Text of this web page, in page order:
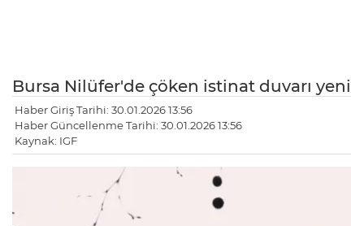
Bursa Nilüfer'de çöken istinat duvarı
Haber Giriş Tarihi: 30.01.2026 13:56
Haber Güncellenme Tarihi: 30.01.2026 13:56
Kaynak: IGF